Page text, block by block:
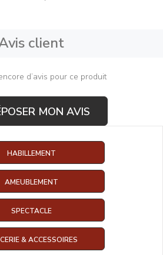
client
d’avis pour ce produit
MON AVIS
HABILLEMENT
AMEUBLEMENT
SPECTACLE
& ACCESSOIRES